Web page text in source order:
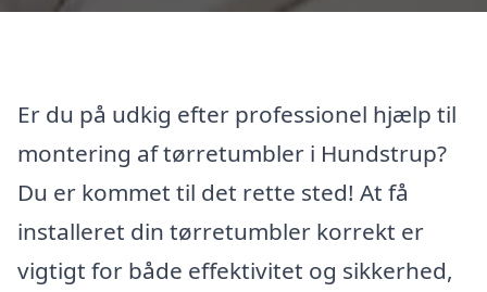
Er du på udkig efter professionel hjælp til
montering af tørretumbler i Hundstrup?
Du er kommet til det rette sted! At få
installeret din tørretumbler korrekt er
vigtigt for både effektivitet og sikkerhed,